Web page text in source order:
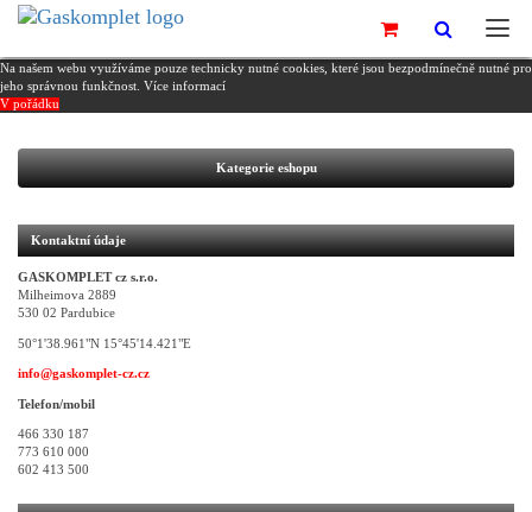
Na našem webu využíváme pouze technicky nutné cookies, které jsou bezpodmínečně nutné pro
jeho správnou funkčnost. Více informací
V pořádku
Kategorie eshopu
Kontaktní údaje
GASKOMPLET cz s.r.o.
Milheimova 2889
530 02 Pardubice
50°1'38.961"N 15°45'14.421"E
info@gaskomplet-cz.cz
Telefon/mobil
466 330 187
773 610 000
602 413 500